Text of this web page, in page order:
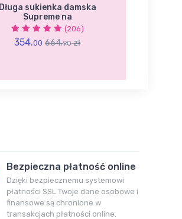
Długa sukienka damska
Supreme na
(206)
354.00 664.90zł
Bezpieczna płatność online
Dzięki bezpiecznemu systemowi
płatności SSL Twoje dane osobowe i
finansowe są chronione w
transakcjach płatności online.